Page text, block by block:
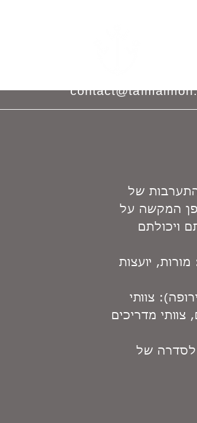
של
המקשה על
ויכולתם
יועצות
צוותי
צוותי מדריכים
לסדרה של